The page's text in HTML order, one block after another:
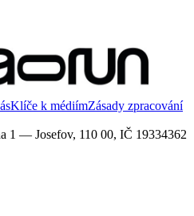
Klíče k médiímZásady zpracování
1 — Josefov, 110 00, IČ 19334362